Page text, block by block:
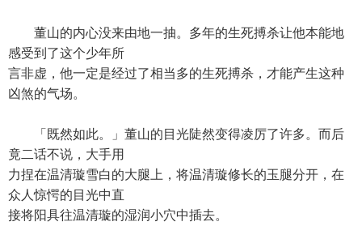
董山的内心没来由地一抽。多年的生死搏杀让他本能地
感受到了这个少年所
言非虚，他一定是经过了相当多的生死搏杀，才能产生这种
凶煞的气场。
「既然如此。」董山的目光陡然变得凌厉了许多。而后
竟二话不说，大手用
力捏在温清璇雪白的大腿上，将温清璇修长的玉腿分开，在
众人惊愕的目光中直
接将阳具往温清璇的湿润小穴中插去。